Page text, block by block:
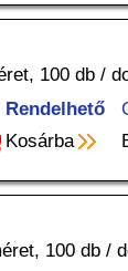
100 db /
Rendelhető
Kosárba
100 db /